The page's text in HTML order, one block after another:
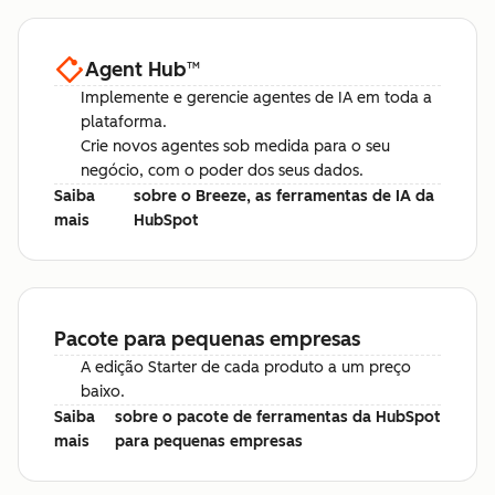
Agent Hub™
Implemente e gerencie agentes de IA em toda a
plataforma.
Crie novos agentes sob medida para o seu
negócio, com o poder dos seus dados.
Saiba
mais
sobre o Breeze, as ferramentas de IA da
HubSpot
Pacote para pequenas empresas
A edição Starter de cada produto a um preço
baixo.
Saiba
mais
sobre o pacote de ferramentas da HubSpot
para pequenas empresas